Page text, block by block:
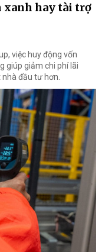
xanh hay tài trợ
việc huy động vốn
giúp giảm chi phí lãi
đầu tư hơn.